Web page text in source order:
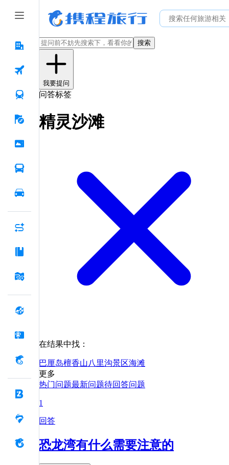
搜索
我要提问
问答标签
精灵沙滩
在结果中找：
巴厘岛檀香山八里沟景区海滩
更多
热门问题最新问题待回答问题
1
回答
恐龙湾有什么需要注意的